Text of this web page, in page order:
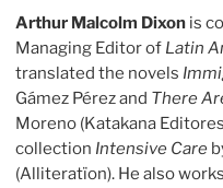
Arthur Malcolm Dixon is
Managing Editor of Latin
translated the novels
Gámez Pérez and There
Moreno (Katakana
collection Intensive Care
(Alliteratïon). He also